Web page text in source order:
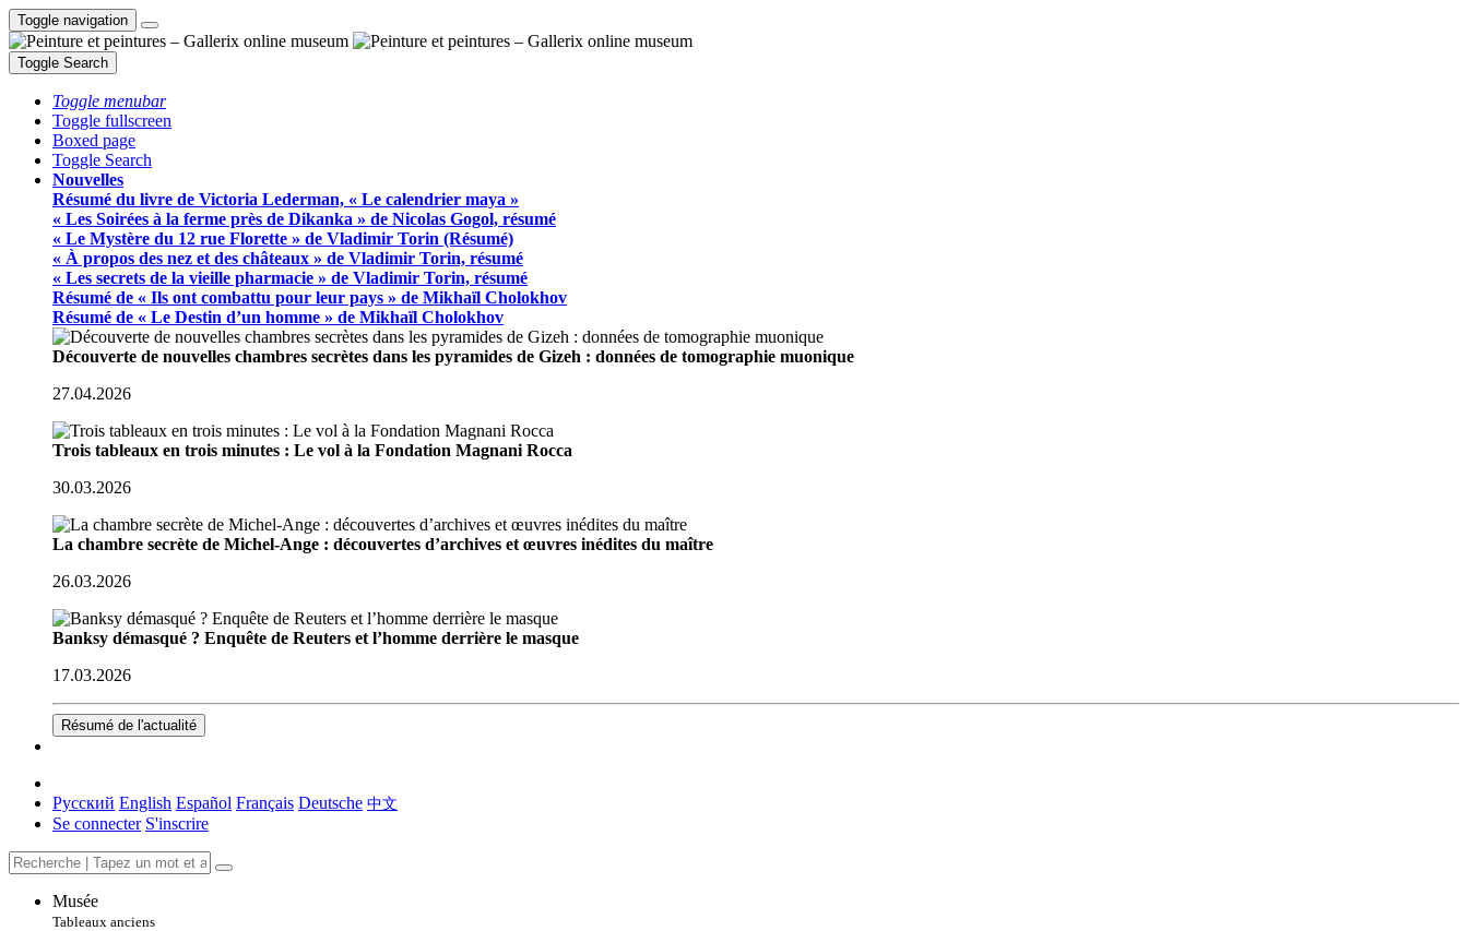
Toggle navigation
Toggle Search
Toggle menubar
Toggle fullscreen
Boxed page
Toggle Search
Nouvelles
Résumé du livre de Victoria Lederman, « Le calendrier maya »
« Les Soirées à la ferme près de Dikanka » de Nicolas Gogol, résumé
« Le Mystère du 12 rue Florette » de Vladimir Torin (Résumé)
« À propos des nez et des châteaux » de Vladimir Torin, résumé
« Les secrets de la vieille pharmacie » de Vladimir Torin, résumé
Résumé de « Ils ont combattu pour leur pays » de Mikhaïl Cholokhov
Résumé de « Le Destin d’un homme » de Mikhaïl Cholokhov
Découverte de nouvelles chambres secrètes dans les pyramides de Gizeh : données de tomographie muonique
27.04.2026
Trois tableaux en trois minutes : Le vol à la Fondation Magnani Rocca
30.03.2026
La chambre secrète de Michel-Ange : découvertes d’archives et œuvres inédites du maître
26.03.2026
Banksy démasqué ? Enquête de Reuters et l’homme derrière le masque
17.03.2026
Résumé de l'actualité
Русский English Español Français Deutsche 中文
Se connecter S'inscrire
Musée
Tableaux anciens